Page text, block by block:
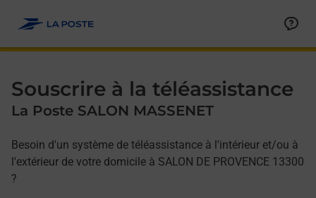
Souscrire à la téléassistance
La Poste SALON MASSENET
Besoin d'un système de téléassistance à l'intérieur et/ou à
l'extérieur de votre domicile à SALON DE PROVENCE 13300
?